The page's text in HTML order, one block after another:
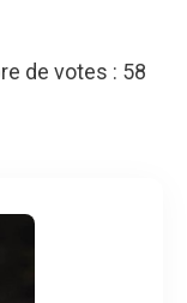
de votes : 58